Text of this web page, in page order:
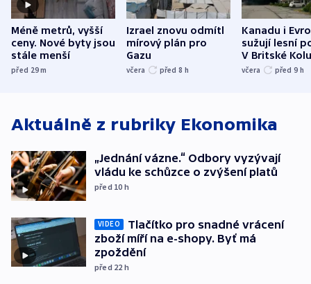
Méně metrů, vyšší
ceny. Nové byty jsou
stále menší
před 29m
Izrael znovu odmítl
mírový plán pro
Gazu
včera před 8 h
Kanadu i
sužují lesní
V Britské
evakuovali
včera před 9 h
Aktuálně z rubriky Ekonomika
„Jednání vázne.“ Odbory vyzývají
vládu ke schůzce o zvýšení platů
před 10 h
VIDEO
Tlačítko pro snadné vrácení
zboží míří na e-shopy. Byť má
zpoždění
před 22 h